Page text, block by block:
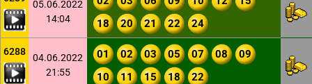
05.06.2022
14:04
18
20 21 22 24
6288
04.06.2022
21:55
01 02 03 05 07 08
09
10
11 15 18 22